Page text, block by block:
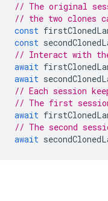
// The original
// the two clones
const
const
// Interact with the
await
await
// Each session
// The first
await
// The second
await